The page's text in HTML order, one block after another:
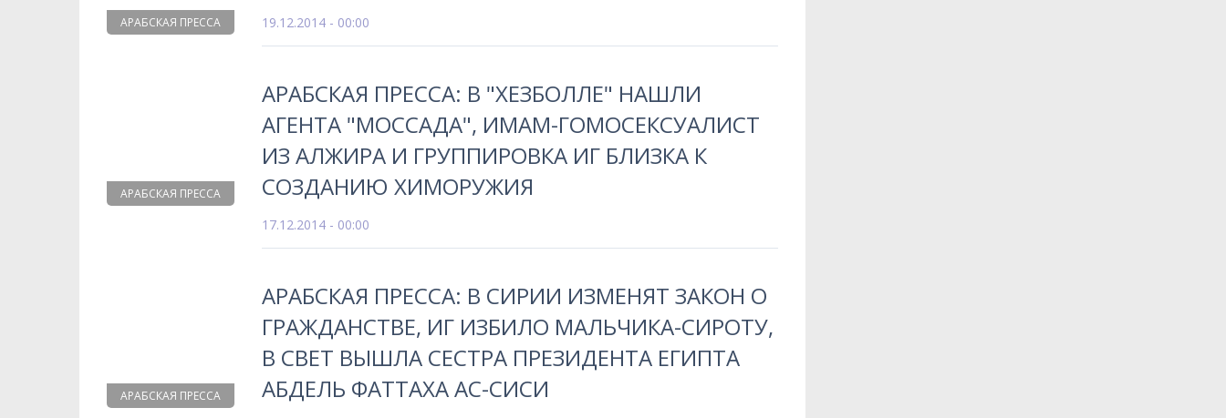
АРАБСКАЯ ПРЕССА 19.12.2014 - 00:00
АРАБСКАЯ ПРЕССА
АРАБСКАЯ ПРЕССА: В "ХЕЗБОЛЛЕ" НАШЛИ
АГЕНТА "МОССАДА", ИМАМ-ГОМОСЕКСУАЛИСТ
ИЗ АЛЖИРА И ГРУППИРОВКА ИГ БЛИЗКА К
СОЗДАНИЮ ХИМОРУЖИЯ
17.12.2014 - 00:00
АРАБСКАЯ ПРЕССА
АРАБСКАЯ ПРЕССА: В СИРИИ ИЗМЕНЯТ ЗАКОН О
ГРАЖДАНСТВЕ, ИГ ИЗБИЛО МАЛЬЧИКА-СИРОТУ,
В СВЕТ ВЫШЛА СЕСТРА ПРЕЗИДЕНТА ЕГИПТА
АБДЕЛЬ ФАТТАХА АС-СИСИ